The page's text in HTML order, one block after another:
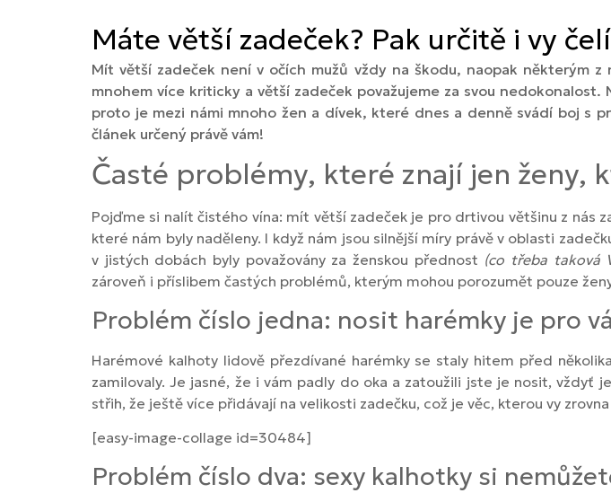
Máte větší zadeček? Pak určitě i vy
Mít větší zadeček není v očích mužů vždy na škodu, naopak některým
mnohem více kriticky a větší zadeček považujeme za svou
proto je mezi námi mnoho žen a dívek, které dnes a denně svádí boj s
článek určený právě vám!
Časté problémy, které znají jen ženy,
Pojďme si nalít čistého vína: mít větší zadeček je pro drtivou většinu z
které nám byly naděleny. I když nám jsou silnější míry právě v oblasti
v jistých dobách byly považovány za ženskou přednost (co třeba taková
zároveň i příslibem častých problémů, kterým mohou porozumět pouze
Problém číslo jedna: nosit harémky je pro
Harémové kalhoty lidově přezdívané harémky se staly hitem před
zamilovaly. Je jasné, že i vám padly do oka a zatoužili jste je nosit, vždyť
střih, že ještě více přidávají na velikosti zadečku, což je věc, kterou vy
[easy-image-collage id=30484]
Problém číslo dva: sexy kalhotky si